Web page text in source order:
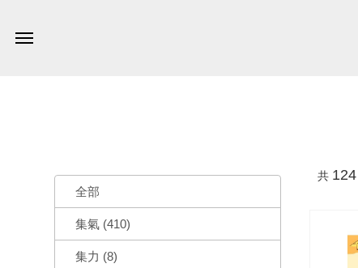
全部
集氣 (410)
集力 (8)
共 124